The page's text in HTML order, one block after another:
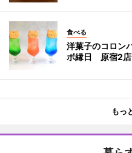
食べる
洋菓子のコロン
ボ縁日 原宿2店
もっ